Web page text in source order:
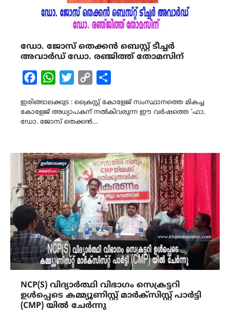
ഡോ. ജോസ് തെക്കൻ ബെസ്റ്റ് ടീച്ചർ
അവാർഡ് ഡോ. രഞ്ജിത്ത് തോമസിന്
FacebookWhatsAppTwitterCopy
ഇരിങ്ങാലക്കുട : ക്രൈസ്റ്റ് കോളേജ് സംസ്ഥാനത്തെ മികച്ച
കോളേജ് അധ്യാപകന് നൽകിവരുന്ന ഈ വർഷത്തെ ‘ഫാ.
ഡോ. ജോസ് തെക്കൻ…
NCP(S) വിദ്യാർത്ഥി വിഭാഗം സെക്രട്ടറി
ഉൾപ്പെടെ കമ്മ്യൂണിസ്റ്റ് മാർക്സിസ്റ്റ് പാർട്ടി
(CMP) യിൽ ചേർന്നു